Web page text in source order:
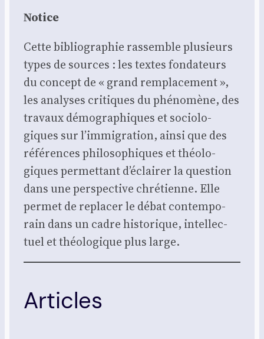
Notice
Cette biblio­gra­phie ras­semble plu­sieurs
types de sources : les textes fon­da­teurs
du concept de « grand rem­pla­ce­ment »,
les ana­lyses cri­tiques du phé­no­mène, des
tra­vaux démo­gra­phiques et socio­lo­
giques sur l’immigration, ain­si que des
réfé­rences phi­lo­so­phiques et théo­lo­
giques per­met­tant d’éclairer la ques­tion
dans une pers­pec­tive chré­tienne. Elle
per­met de repla­cer le débat contem­po­
rain dans un cadre his­to­rique, intel­lec­
tuel et théo­lo­gique plus large.
Articles